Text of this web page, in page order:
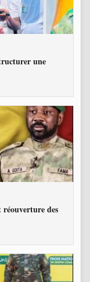
une
des